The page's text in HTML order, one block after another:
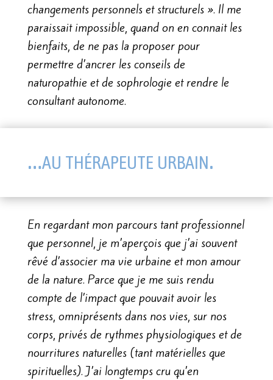
changements personnels et structurels ». Il me
paraissait impossible, quand on en connait les
bienfaits, de ne pas la proposer pour
permettre d’ancrer les conseils de
naturopathie et de sophrologie et rendre le
consultant autonome.
…au thérapeute urbain.
En regardant mon parcours tant professionnel
que personnel, je m’aperçois que j’ai souvent
rêvé d’associer ma vie urbaine et mon amour
de la nature. Parce que je me suis rendu
compte de l’impact que pouvait avoir les
stress, omniprésents dans nos vies, sur nos
corps, privés de rythmes physiologiques et de
nourritures naturelles (tant matérielles que
spirituelles). J’ai longtemps cru qu’en